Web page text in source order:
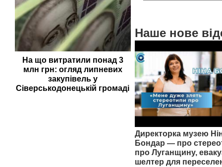
На що витратили понад 3
млн грн: огляд липневих
закупівель у
Сіверськодонецькій громаді
Наше нове
Директорка музею
Бондар — про
про Луганщину,
шелтер для